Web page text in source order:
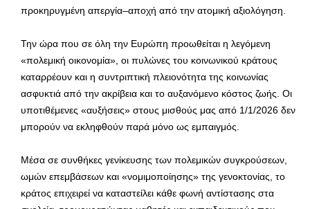
προκηρυγμένη απεργία–αποχή από την ατομική αξιολόγηση.
Την ώρα που σε όλη την Ευρώπη προωθείται η λεγόμενη
«πολεμική οικονομία», οι πυλώνες του κοινωνικού κράτους
καταρρέουν και η συντριπτική πλειονότητα της κοινωνίας
ασφυκτιά από την ακρίβεια και το αυξανόμενο κόστος ζωής. Οι
υποτιθέμενες «αυξήσεις» στους μισθούς μας από 1/1/2026 δεν
μπορούν να εκληφθούν παρά μόνο ως εμπαιγμός.
Μέσα σε συνθήκες γενίκευσης των πολεμικών συγκρούσεων,
ωμών επεμβάσεων και «νομιμοποίησης» της γενοκτονίας, το
κράτος επιχειρεί να καταστείλει κάθε φωνή αντίστασης στα